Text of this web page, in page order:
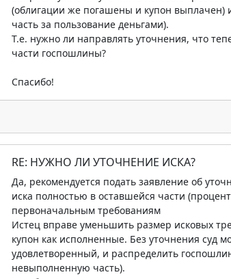
(облигации же погашены и купон выплачен)
часть за пользование деньгами).
Т.е. нужно ли направлять уточнения, что
части госпошлины?
Спасибо!
RE: НУЖНО ЛИ УТОЧНЕНИЕ ИСКА?
Да, рекомендуется подать заявление об
иска полностью в оставшейся части
первоначальным требованиям
Истец вправе уменьшить размер исковых
купон как исполненные. Без уточнения суд
удовлетворенный, и распределить
невыполненную часть).